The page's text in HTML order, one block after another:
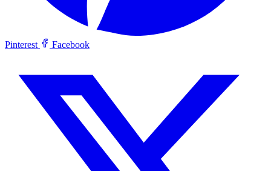
Pinterest Facebook